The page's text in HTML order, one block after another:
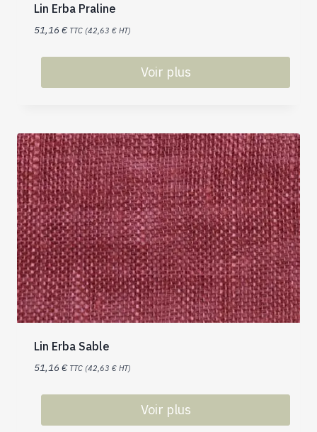
Lin Erba Praline
51,16 € TTC (42,63 € HT)
Voir plus
Lin Erba Sable
51,16 € TTC (42,63 € HT)
Voir plus